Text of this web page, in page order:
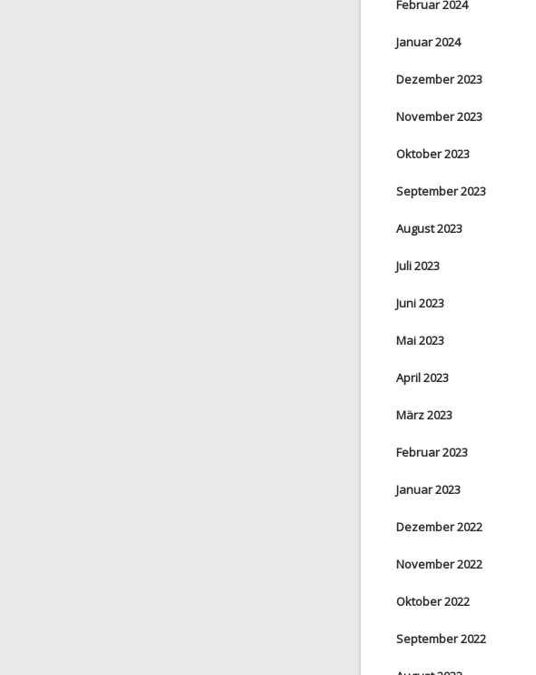
Februar 2024
Januar 2024
Dezember 2023
November 2023
Oktober 2023
September 2023
August 2023
Juli 2023
Juni 2023
Mai 2023
April 2023
März 2023
Februar 2023
Januar 2023
Dezember 2022
November 2022
Oktober 2022
September 2022